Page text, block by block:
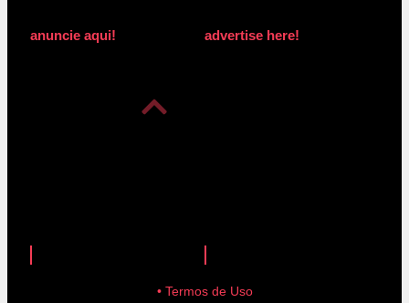
anuncie aqui! advertise here!
• Termos de Uso